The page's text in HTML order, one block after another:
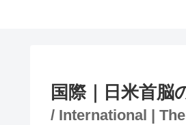
国際｜日米首脳
/ International |